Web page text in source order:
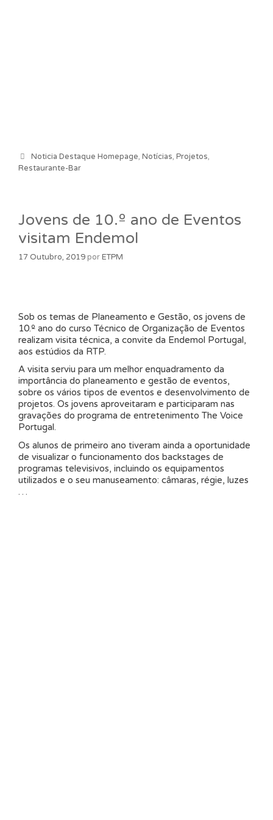
Categorias
Noticia Destaque Homepage, Notícias, Projetos,
Restaurante-Bar
Jovens de 10.º ano de Eventos
visitam Endemol
17 Outubro, 2019 porETPM
Sob os temas de Planeamento e Gestão, os jovens de
10.º ano do curso Técnico de Organização de Eventos
realizam visita técnica, a convite da Endemol Portugal,
aos estúdios da RTP.
A visita serviu para um melhor enquadramento da
importância do planeamento e gestão de eventos,
sobre os vários tipos de eventos e desenvolvimento de
projetos. Os jovens aproveitaram e participaram nas
gravações do programa de entretenimento The Voice
Portugal.
Os alunos de primeiro ano tiveram ainda a oportunidade
de visualizar o funcionamento dos backstages de
programas televisivos, incluindo os equipamentos
utilizados e o seu manuseamento: câmaras, régie, luzes
…